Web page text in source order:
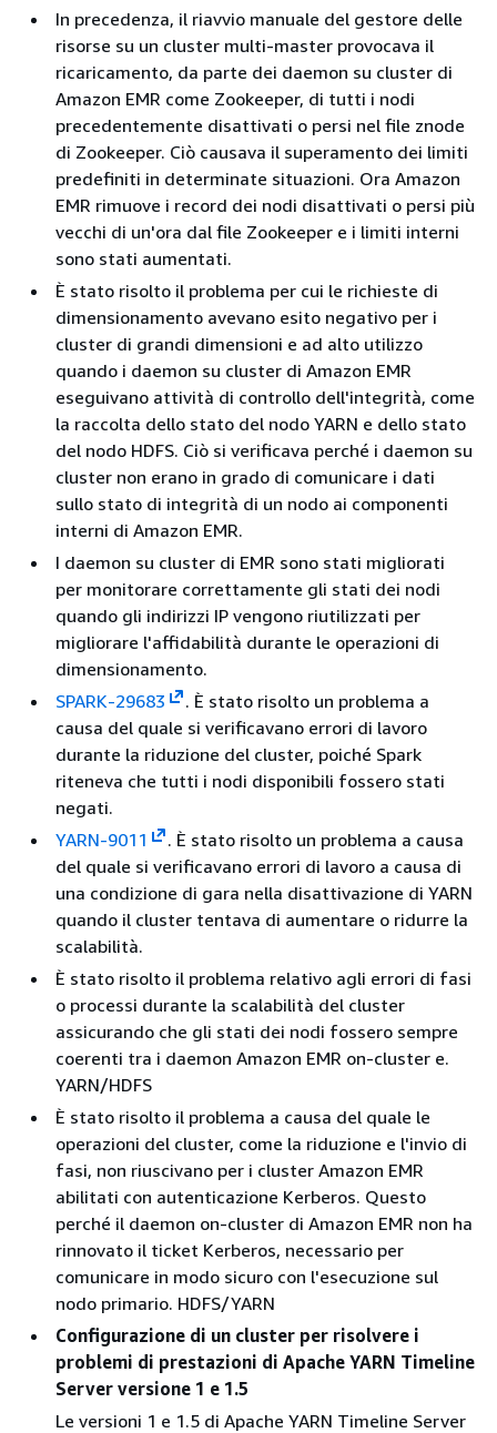
In precedenza, il riavvio manuale del gestore delle
risorse su un cluster multi-master provocava il
ricaricamento, da parte dei daemon su cluster di
Amazon EMR come Zookeeper, di tutti i nodi
precedentemente disattivati o persi nel file znode
di Zookeeper. Ciò causava il superamento dei limiti
predefiniti in determinate situazioni. Ora Amazon
EMR rimuove i record dei nodi disattivati o persi più
vecchi di un'ora dal file Zookeeper e i limiti interni
sono stati aumentati.
È stato risolto il problema per cui le richieste di
dimensionamento avevano esito negativo per i
cluster di grandi dimensioni e ad alto utilizzo
quando i daemon su cluster di Amazon EMR
eseguivano attività di controllo dell'integrità, come
la raccolta dello stato del nodo YARN e dello stato
del nodo HDFS. Ciò si verificava perché i daemon su
cluster non erano in grado di comunicare i dati
sullo stato di integrità di un nodo ai componenti
interni di Amazon EMR.
I daemon su cluster di EMR sono stati migliorati
per monitorare correttamente gli stati dei nodi
quando gli indirizzi IP vengono riutilizzati per
migliorare l'affidabilità durante le operazioni di
dimensionamento.
SPARK-29683
. È stato risolto un problema a
causa del quale si verificavano errori di lavoro
durante la riduzione del cluster, poiché Spark
riteneva che tutti i nodi disponibili fossero stati
negati.
YARN-9011
. È stato risolto un problema a causa
del quale si verificavano errori di lavoro a causa di
una condizione di gara nella disattivazione di YARN
quando il cluster tentava di aumentare o ridurre la
scalabilità.
È stato risolto il problema relativo agli errori di fasi
o processi durante la scalabilità del cluster
assicurando che gli stati dei nodi fossero sempre
coerenti tra i daemon Amazon EMR on-cluster e.
YARN/HDFS
È stato risolto il problema a causa del quale le
operazioni del cluster, come la riduzione e l'invio di
fasi, non riuscivano per i cluster Amazon EMR
abilitati con autenticazione Kerberos. Questo
perché il daemon on-cluster di Amazon EMR non ha
rinnovato il ticket Kerberos, necessario per
comunicare in modo sicuro con l'esecuzione sul
nodo primario. HDFS/YARN
Configurazione di un cluster per risolvere i
problemi di prestazioni di Apache YARN Timeline
Server versione 1 e 1.5
Le versioni 1 e 1.5 di Apache YARN Timeline Server